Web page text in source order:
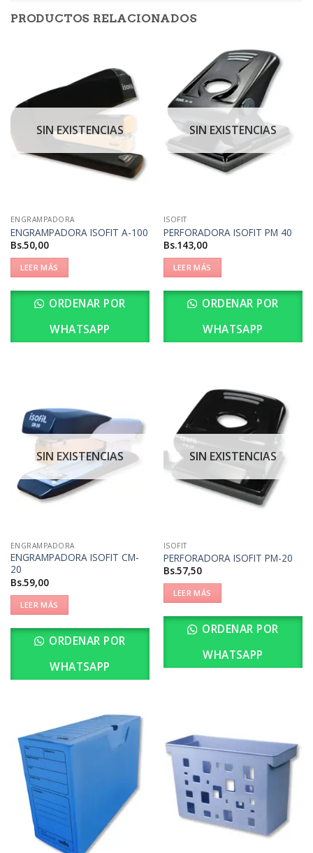
PRODUCTOS RELACIONADOS
SIN EXISTENCIAS
ENGRAMPADORA
ENGRAMPADORA ISOFIT A-100
Bs.50,00
LEER MÁS
ORDENAR POR
WHATSAPP
SIN EXISTENCIAS
ISOFIT
PERFORADORA ISOFIT PM 40
Bs.143,00
LEER MÁS
ORDENAR POR
WHATSAPP
SIN EXISTENCIAS
ENGRAMPADORA
ENGRAMPADORA ISOFIT CM-
20
Bs.59,00
LEER MÁS
ORDENAR POR
WHATSAPP
SIN EXISTENCIAS
ISOFIT
PERFORADORA ISOFIT PM-20
Bs.57,50
LEER MÁS
ORDENAR POR
WHATSAPP